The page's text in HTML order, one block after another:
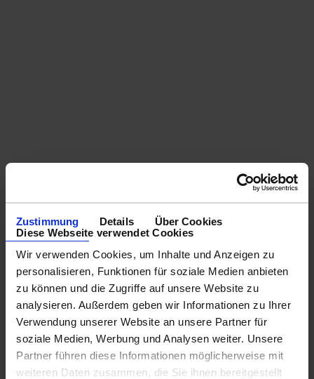
Zustimmung Details
Über Cookies
Diese Webseite verwendet Cookies
Wir verwenden Cookies, um Inhalte und Anzeigen zu
personalisieren, Funktionen für soziale Medien anbieten
zu können und die Zugriffe auf unsere Website zu
analysieren. Außerdem geben wir Informationen zu Ihrer
Verwendung unserer Website an unsere Partner für
soziale Medien, Werbung und Analysen weiter. Unsere
Partner führen diese Informationen möglicherweise mit
weiteren Daten zusammen, die Sie ihnen bereitgestellt